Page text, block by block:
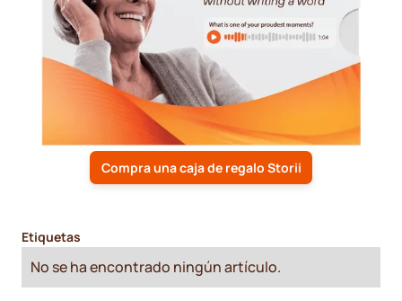
Compra una caja de regalo Storii
Etiquetas
No se ha encontrado ningún artículo.